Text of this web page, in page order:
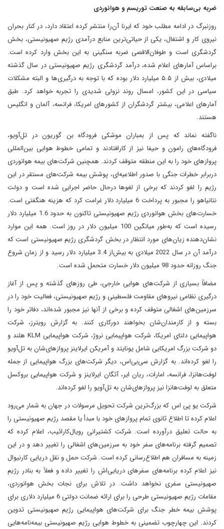
ضربه بی‌سابقه به صنعت توریسم و هوانوردی
روزنبرگ در ادامه مطلب خود که ایرنا آن‌را منتشر کرده اعتقاد دارد، در کنار بحران
نیروی کار و اشتغال، یکی از حیاتی‌ترین منابع درآمدی رژیم صهیونیستی، بخش
گردشگری است و طوفان‌الاقصی ضربه سنگینی به این بخش وارد کرده است.
براساس آمارهای اعلام شده، درآمد گردشگری رژیم صهیونیستی در سال گذشته
میلادی، بیش از ۵.۵ میلیارد دلار بوده که با توجه به درگیری‌ها و البته مشکلات
سیاسی در این کشور، امسال روند نزولی شدیدی را تجربه خواهد کرد. طبق
آمارهای اعلامی، بیشتر گردشگران از کشورهای امریکا، فرانسه، آلمان و انگلیس
هستند.
ناگفته نماند که پس از بمباران موشکی فرودگاه بن گوریون در تل‌آویو،
فرودگاه‌های رامون و حیفا نیز از کارافتادند و تمامی خطوط هوایی بین‌المللی
پروازهای خود را به این منطقه متوقف کردند. همچنین شرکت‌های بیمه هوانوردی
دربرابر خطرات جنگی با صدور اطلاعیه‌ای، پوشش بیمه شرکت‌های مستقر در این
رژیم را لغو کردند که برخی از لغو‌ها درحال حاضر اجرایی شده است و دولت
نتانیاهو را مجبور به پرداخت 6 میلیارد دلار غرامت کرد که هزینه هنگفتی است.
خسارت‌های بخش هوانوردی رژیم صهیونیستی تاکنون به حدود 1.6 میلیارد دلار
رسیده است که به‌طور میانگین 100 میلیون دلار در روز است. همه این موارد
نشان‌دهنده زیان‌های مورد انتظار در بخش گردشگری رژیم صهیونیستی است که
درآمد آن در سال 2022 میلادی به بیش‌از 3.4 میلیارد دلار رسید و از زمان شروع
جنگ روزانه حدود 98 میلیون دلار خسارت متحمل شده است.
مضافاً بسیاری از شرکت‌های هوایی خارجی، طی روزهای گذشته و پس از آغاز
درگیری نظامی نیروهای مقاومت فلسطینی و رژیم صهیونیستی، فعالیت خود را‌‌‌‌‌‌‌‌‌‌‌‌‌‌‌‌‌‌‌‌‌‌‌‌‌‌‌‌‌ در
سرزمین‌های ‌اشغالی متوقف کرده و برخی از آنها نیز مجبور شده‌اند، دفاتر خود را‌‌‌‌‌‌‌‌‌‌‌‌‌‌‌‌‌‌‌‌‌‌‌‌‌‌‌‌‌
بسته و از کارمندان‌شان بخواهند دورکاری کنند. به گزارش رویترز، شرکت
هواپیمایی دلتای امریکا، شرکت هواپیمایی نروژ، شرکت هواپیمایی KLM هلند و
دو شرکت بزرگ امریکایی شامل یونایتد و آمریکن ایرلاینز پروازهای‌شان به تل‌آویو
را‌‌‌‌‌‌‌‌‌‌‌‌‌‌‌‌‌‌‌‌‌‌‌‌‌‌‌‌‌ لغو کرده‌اند. به گزارش سی‌بی‌اس، دیگر شرکت‌های بزرگ هواپیمایی از جمله
لوفت‌هانزا، فرانسه، امارات، ریان ایر، آئگان ایرلاینز و شرکت هواپیمایی بروکسل
متعلق به لوفت‌هانزا نیز پروازهای‌شان به تل‌آویو را‌‌‌‌‌‌‌‌‌‌‌‌‌‌‌‌‌‌‌‌‌‌‌‌‌‌‌‌‌ لغو کرده‌اند.
شرکت یو ‌پی ‌اس که بزرگ‌ترین شرکت تحویل مرسولات در جهان به‌ شمار می‌رود
اعلام کرده تا اطلاع ثانوی تمام پروازهای خود با مبدأ یا مقصد رژیم صهیونیستی را‌‌‌‌‌‌‌‌‌‌‌‌‌‌‌‌‌‌‌‌‌‌‌‌‌‌‌‌‌
به حالت تعلیق درآورده است. شرکت کشتیرانی رویال‌کارائیب، اعلام کرده که
تصمیم گرفته برنامه‌های سفر خود به سرزمین‌های ‌اشغالی را‌‌‌‌‌‌‌‌‌‌‌‌‌‌‌‌‌‌‌‌‌‌‌‌‌‌‌‌‌ تغییر دهد و در این
زمینه به مسافران هم اطلاع‌رسانی کرده است. شرکت حمل‌ و نقل دریایی کارنیوال
نیز اعلام کرده برنامه‌های سفرهای دریایی‌اش را‌‌‌‌‌‌‌‌‌‌‌‌‌‌‌‌‌‌‌‌‌‌‌‌‌‌‌‌‌ تغییر داده و فعلاً به بنادر رژیم
صهیونیستی سفری نخواهد داشت. در تلاش برای نجات بخش هوانوردی،
مقامات رژیم صهیونیستی طرحی را برای ارائه ضمانت دولتی 6 میلیارد دلاری برای
پوشش بیمه خطر جنگ برای شرکت‌های هواپیمایی رژیم صهیونیستی تدوین
کردند. این چهارچوب تضمینی به خطوط هوایی رژیم صهیونیستی بیمه‌نامه‌هایی